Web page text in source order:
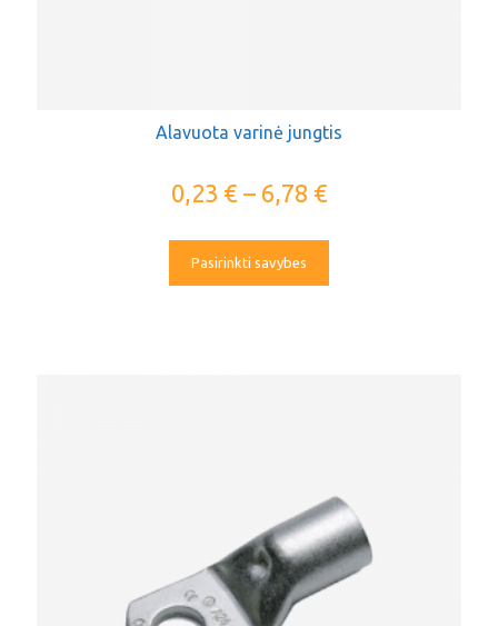
Alavuota varinė jungtis
0,23 €– 6,78 €
Pasirinkti savybes